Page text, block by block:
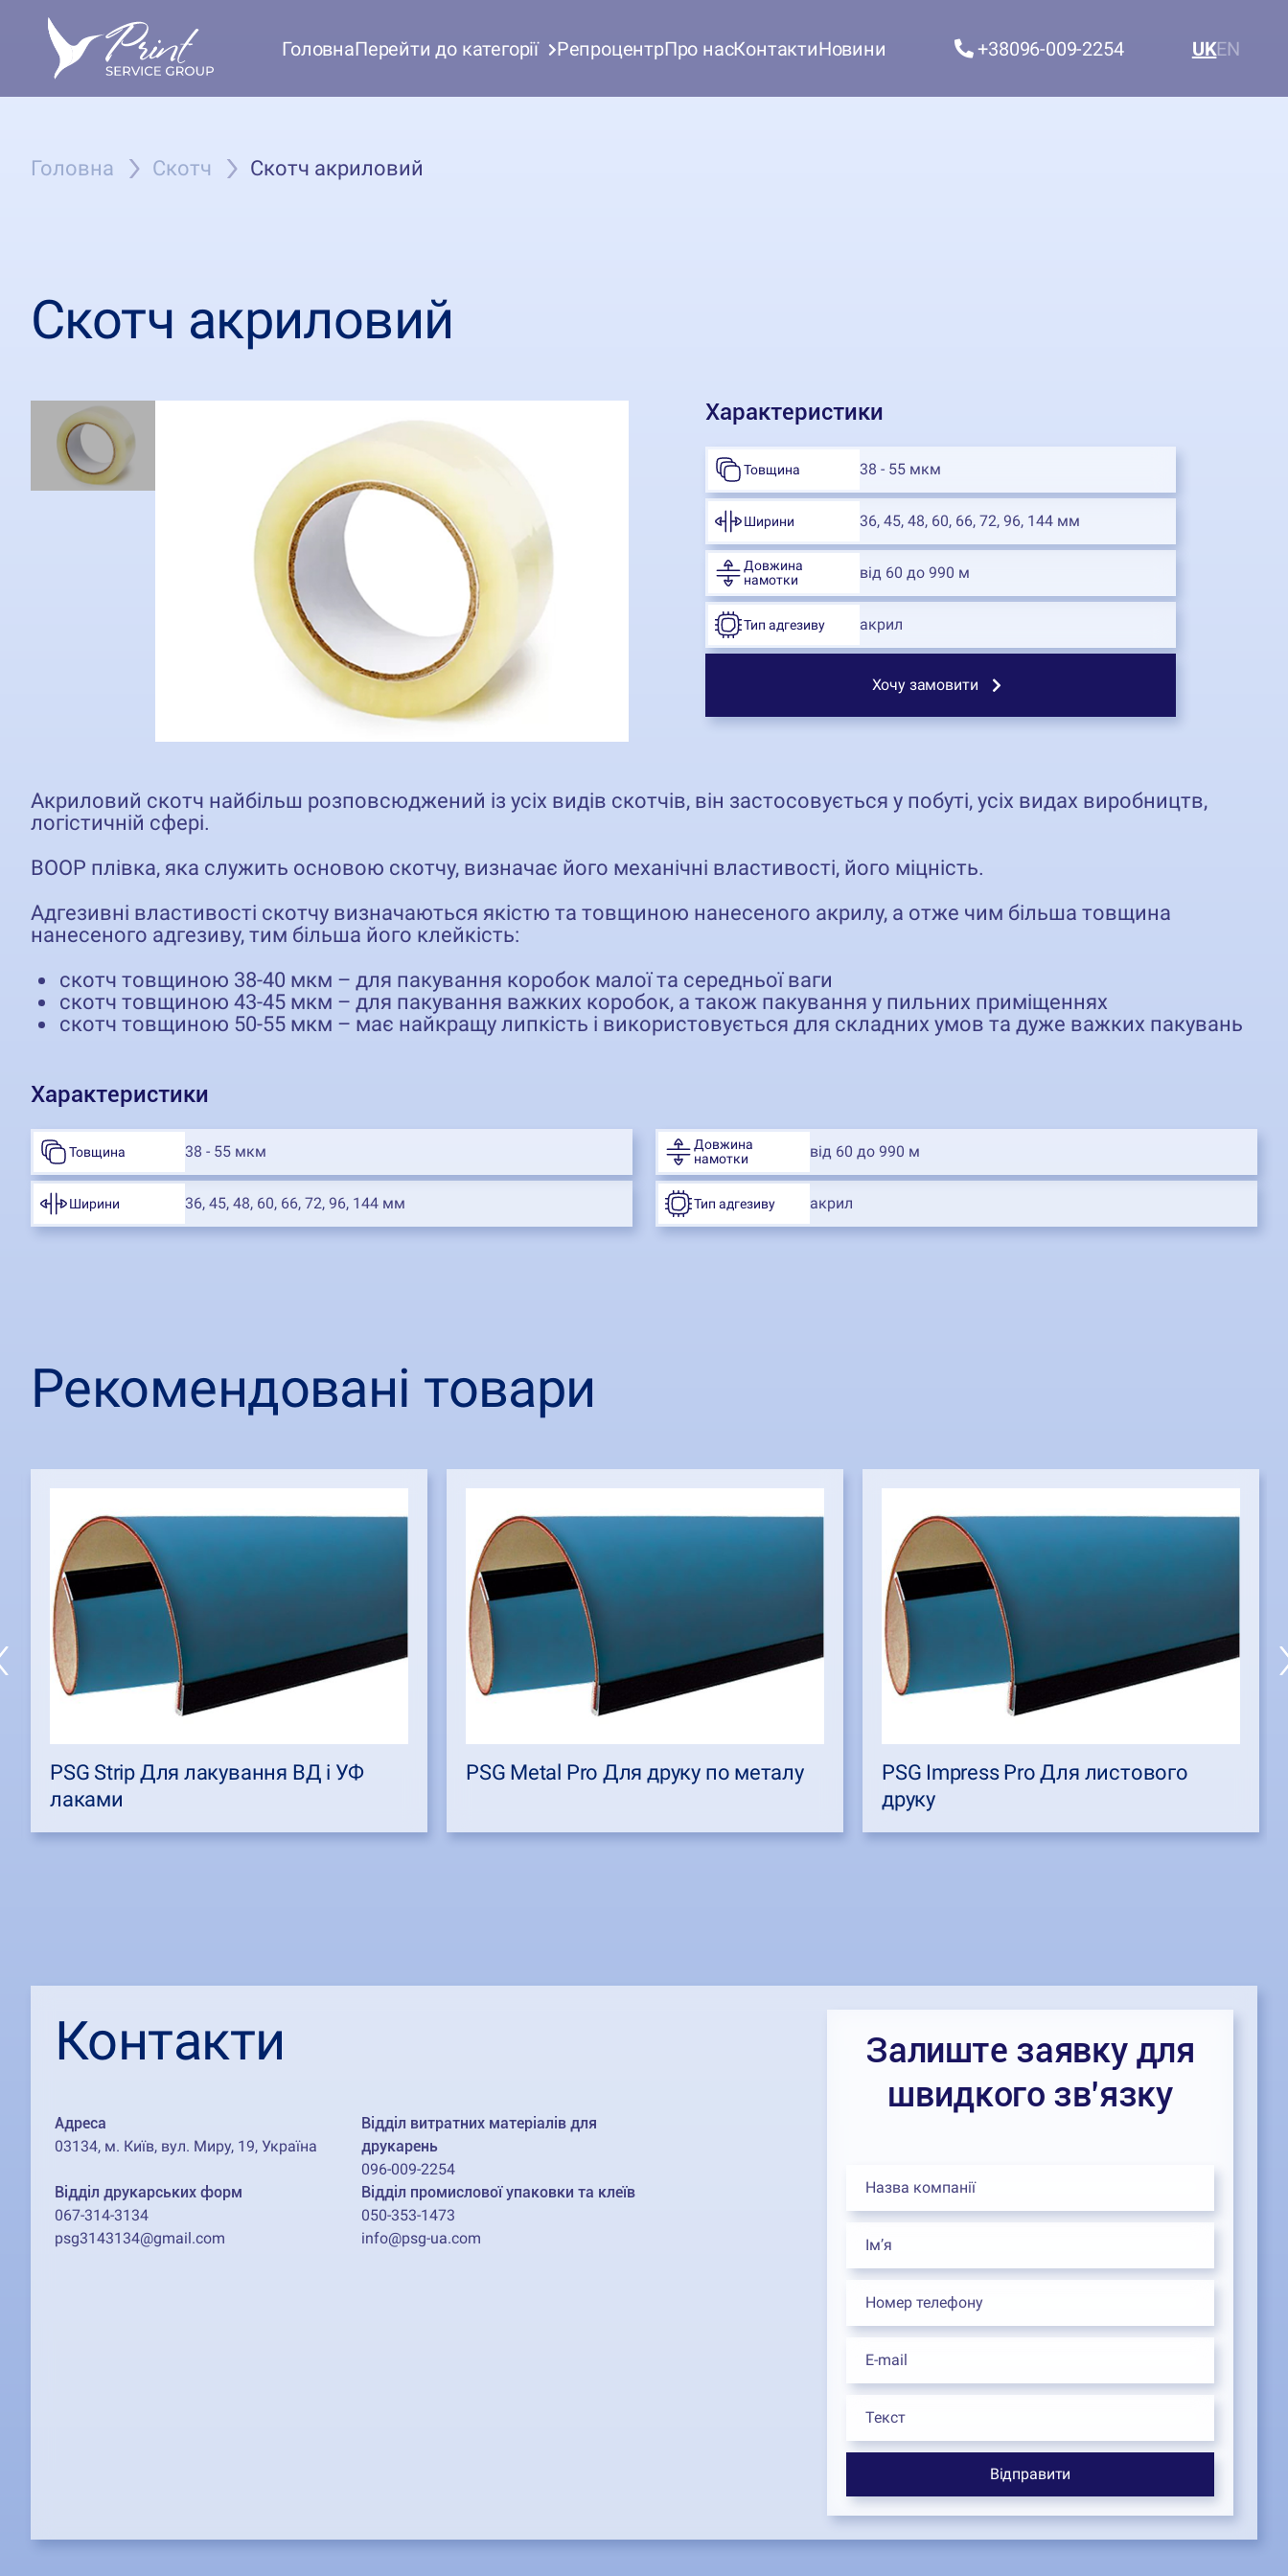
ГоловнаПерейти до категорії РепроцентрПро насКонтактиНовини +38096-009-2254 UKEN
Головна Скотч Скотч акриловий
Скотч акриловий
Характеристики
Товщина 38 - 55 мкм
Ширини 36, 45, 48, 60, 66, 72, 96, 144 мм
Довжина
намотки
від 60 до 990 м
Тип адгезиву акрил
Хочу замовити
Акриловий скотч найбільш розповсюджений із усіх видів скотчів, він застосовується у побуті, усіх видах виробництв,
логістичній сфері.
BOOP плівка, яка служить основою скотчу, визначає його механічні властивості, його міцність.
Адгезивні властивості скотчу визначаються якістю та товщиною нанесеного акрилу, а отже чим більша товщина
нанесеного адгезиву, тим більша його клейкість:
скотч товщиною 38-40 мкм – для пакування коробок малої та середньої ваги
скотч товщиною 43-45 мкм – для пакування важких коробок, а також пакування у пильних приміщеннях
скотч товщиною 50-55 мкм – має найкращу липкість і використовується для складних умов та дуже важких пакувань
Характеристики
Товщина 38 - 55 мкм
Ширини 36, 45, 48, 60, 66, 72, 96, 144 мм
Довжина
намотки
від 60 до 990 м
Тип адгезиву акрил
Рекомендовані товари
PSG Strip Для лакування ВД і УФ
лаками
PSG Metal Pro Для друку по металу
PSG Impress Pro Для листового
друку
Контакти
Адреса
03134, м. Київ, вул. Миру, 19, Україна
Відділ витратних матеріалів для
друкарень
096-009-2254
Відділ друкарських форм
067-314-3134
psg3143134@gmail.com
Відділ промислової упаковки та клеїв
050-353-1473
info@psg-ua.com
Залиште заявку для
швидкого зв’язку